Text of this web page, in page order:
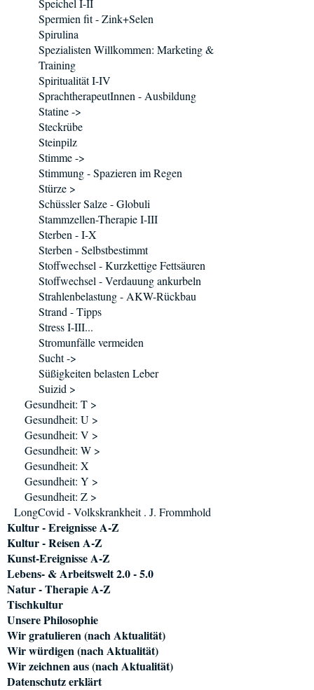
Speichel I-II
Spermien fit - Zink+Selen
Spirulina
Spezialisten Willkommen: Marketing &
Training
Spiritualität I-IV
SprachtherapeutInnen - Ausbildung
Statine ->
Steckrübe
Steinpilz
Stimme ->
Stimmung - Spazieren im Regen
Stürze >
Schüssler Salze - Globuli
Stammzellen-Therapie I-III
Sterben - I-X
Sterben - Selbstbestimmt
Stoffwechsel - Kurzkettige Fettsäuren
Stoffwechsel - Verdauung ankurbeln
Strahlenbelastung - AKW-Rückbau
Strand - Tipps
Stress I-III...
Stromunfälle vermeiden
Sucht ->
Süßigkeiten belasten Leber
Suizid >
Gesundheit: T >
Gesundheit: U >
Gesundheit: V >
Gesundheit: W >
Gesundheit: X
Gesundheit: Y >
Gesundheit: Z >
LongCovid - Volkskrankheit . J. Frommhold
Kultur - Ereignisse A-Z
Kultur - Reisen A-Z
Kunst-Ereignisse A-Z
Lebens- & Arbeitswelt 2.0 - 5.0
Natur - Therapie A-Z
Tischkultur
Unsere Philosophie
Wir gratulieren (nach Aktualität)
Wir würdigen (nach Aktualität)
Wir zeichnen aus (nach Aktualität)
Datenschutz erklärt